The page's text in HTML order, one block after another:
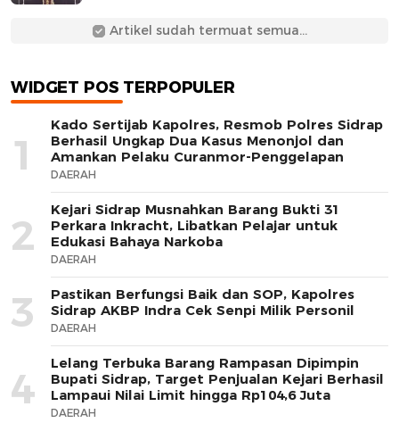
Artikel sudah termuat semua...
WIDGET POS TERPOPULER
1
Kado Sertijab Kapolres, Resmob Polres Sidrap
Berhasil Ungkap Dua Kasus Menonjol dan
Amankan Pelaku Curanmor-Penggelapan
DAERAH
2
Kejari Sidrap Musnahkan Barang Bukti 31
Perkara Inkracht, Libatkan Pelajar untuk
Edukasi Bahaya Narkoba
DAERAH
3
Pastikan Berfungsi Baik dan SOP, Kapolres
Sidrap AKBP Indra Cek Senpi Milik Personil
DAERAH
4
Lelang Terbuka Barang Rampasan Dipimpin
Bupati Sidrap, Target Penjualan Kejari Berhasil
Lampaui Nilai Limit hingga Rp104,6 Juta
DAERAH